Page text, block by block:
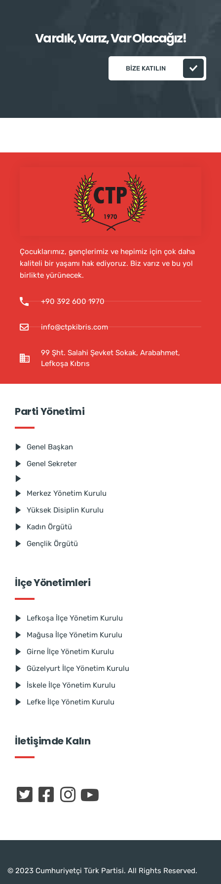
Vardık, Varız, Var Olacağız!
BIZE KATILIN
Çocuklarımız, gençlerimiz ve hepimiz için çok daha
kaliteli bir yaşamı hak ediyoruz. Biz varız ve bu yol
birlikte yürünecek.
+90 392 600 1970
info@ctpkibris.com
99 Şht. Salahi Şevket Sokak, Arabahmet,
Lefkoşa Kıbrıs
Parti Yönetimi
Genel Başkan
Genel Sekreter
Merkez Yönetim Kurulu
Yüksek Disiplin Kurulu
Kadın Örgütü
Gençlik Örgütü
İlçe Yönetimleri
Lefkoşa İlçe Yönetim Kurulu
Mağusa İlçe Yönetim Kurulu
Girne İlçe Yönetim Kurulu
Güzelyurt İlçe Yönetim Kurulu
İskele İlçe Yönetim Kurulu
Lefke İlçe Yönetim Kurulu
İletişimde Kalın
© 2023 Cumhuriyetçi Türk Partisi. All Rights Reserved.